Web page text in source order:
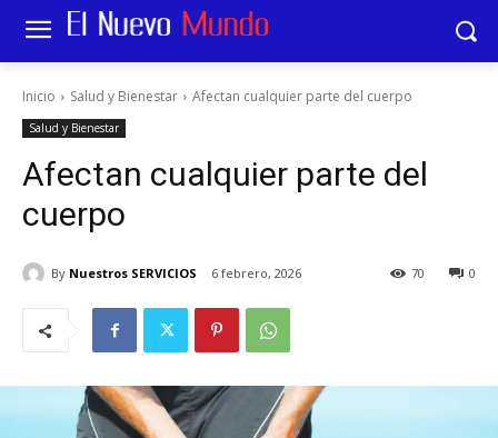
Inicio Salud y Bienestar Afectan cualquier parte del cuerpo
Salud y Bienestar
Afectan cualquier parte del
cuerpo
By Nuestros SERVICIOS 6 febrero, 2026 0
70